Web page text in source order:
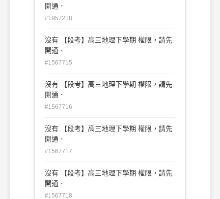
開通．
#1957218
沒有 【段考】高三地理下學期 權限，請先
開通．
#1567715
沒有 【段考】高三地理下學期 權限，請先
開通．
#1567716
沒有 【段考】高三地理下學期 權限，請先
開通．
#1567717
沒有 【段考】高三地理下學期 權限，請先
開通．
#1567718